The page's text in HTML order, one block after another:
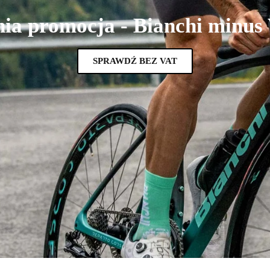
promocja - Bianchi minus
SPRAWDŹ BEZ VAT